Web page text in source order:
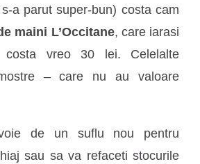
a parut super-bun) costa cam
maini L’Occitane, care iarasi
vreo 30 lei. Celelalte
– care nu au valoare
de un suflu nou pentru
sau sa va refaceti stocurile